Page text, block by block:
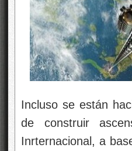
Incluso se están
de construir
Inrternacional, a